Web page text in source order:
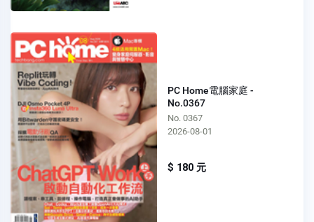
PC Home電腦家庭 -
No.0367
No. 0367
2026-08-01
$ 180 元